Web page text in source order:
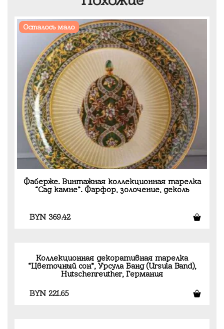
Осталось мало
Фаберже. Винтажная коллекционная тарелка
“Сад камне”. Фарфор, золочение, деколь
BYN369.42
Коллекционная декоративная тарелка
“Цветочный сон”, Урсула Банд (Ursula Band),
Hutschenreuther, Германия
BYN221.65